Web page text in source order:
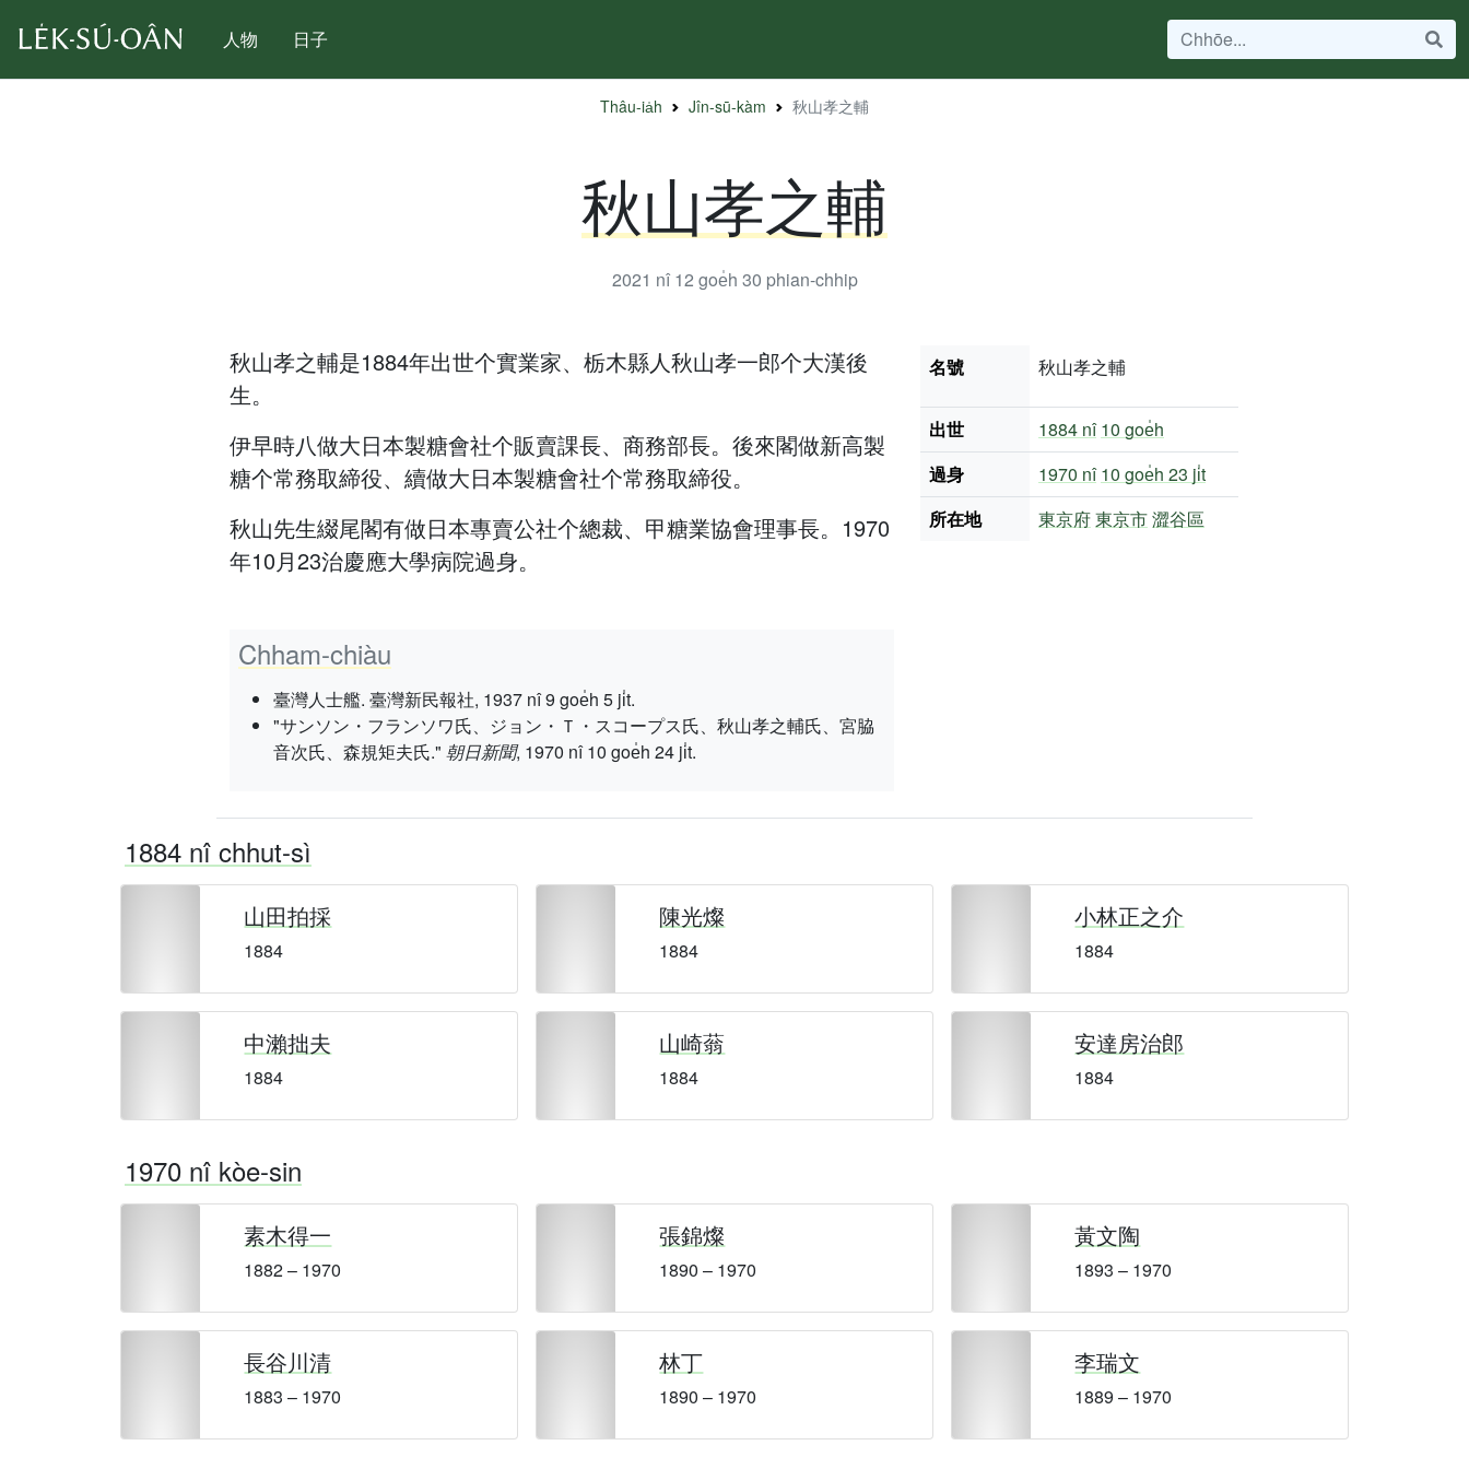
人物 日子
Thâu-ia̍h Jîn-sū-kàm 秋山孝之輔
秋山孝之輔
2021 nî 12 goe̍h 30 phian-chhip
秋山孝之輔是1884年出世个實業家、栃木縣人秋山孝一郎个大漢後
生。
伊早時八做大日本製糖會社个販賣課長、商務部長。後來閣做新高製
糖个常務取締役、續做大日本製糖會社个常務取締役。
秋山先生綴尾閣有做日本專賣公社个總裁、甲糖業協會理事長。1970
年10月23治慶應大學病院過身。
Chham-chiàu
臺灣人士艦. 臺灣新民報社, 1937 nî 9 goe̍h 5 ji̍t.
"サンソン・フランソワ氏、ジョン・Ｔ・スコープス氏、秋山孝之輔氏、宮脇
音次氏、森規矩夫氏." 朝日新聞, 1970 nî 10 goe̍h 24 ji̍t.
名號 秋山孝之輔
出世 1884 nî 10 goe̍h
過身
1970 nî 10 goe̍h 23 ji̍t
所在地
東京府東京市澀谷區
1884 nî chhut-sì
山田拍採
1884
陳光燦
1884
小林正之介
1884
中瀨拙夫
1884
山崎蓊
1884
安達房治郎
1884
1970 nî kòe-sin
素木得一
1882 – 1970
張錦燦
1890 – 1970
黃文陶
1893 – 1970
長谷川清
1883 – 1970
林丁
1890 – 1970
李瑞文
1889 – 1970